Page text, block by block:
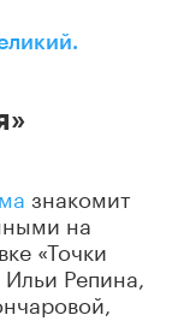
знакомит
на
«Точки
Репина,